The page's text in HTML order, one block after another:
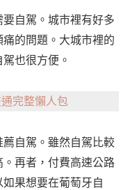
自駕。城市裡有好多
的問題。大城市裡的
也很方便。
完整懶人包
自駕。雖然自駕比較
再者，付費高速公路
果想要在葡萄牙自